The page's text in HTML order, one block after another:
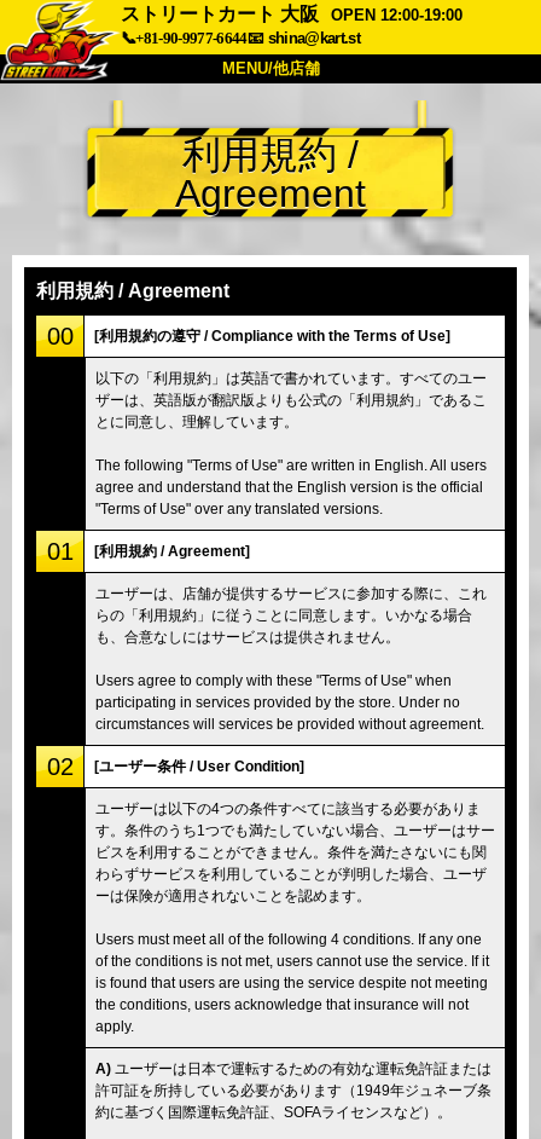
ストリートカート 大阪
OPEN 12:00-19:00
📞+81-90-9977-6644📧 shina@kart.st
MENU/他店舗
概要 車両 価格
アクセス 評価 FAQ
東京 品川
東京 渋谷アネックス 東京ベイ
沖縄
利用規約 /
Agreement
利用規約 / Agreement
00 [利用規約の遵守 / Compliance with the Terms of Use]
以下の「利用規約」は英語で書かれています。すべてのユー
ザーは、英語版が翻訳版よりも公式の「利用規約」であるこ
とに同意し、理解しています。
The following "Terms of Use" are written in English. All users
agree and understand that the English version is the official
"Terms of Use" over any translated versions.
01 [利用規約 / Agreement]
ユーザーは、店舗が提供するサービスに参加する際に、これ
らの「利用規約」に従うことに同意します。いかなる場合
も、合意なしにはサービスは提供されません。
Users agree to comply with these "Terms of Use" when
participating in services provided by the store. Under no
circumstances will services be provided without agreement.
02 [ユーザー条件 / User Condition]
ユーザーは以下の4つの条件すべてに該当する必要がありま
す。条件のうち1つでも満たしていない場合、ユーザーはサー
ビスを利用することができません。条件を満たさないにも関
わらずサービスを利用していることが判明した場合、ユーザ
ーは保険が適用されないことを認めます。
Users must meet all of the following 4 conditions. If any one
of the conditions is not met, users cannot use the service. If it
is found that users are using the service despite not meeting
the conditions, users acknowledge that insurance will not
apply.
A) ユーザーは日本で運転するための有効な運転免許証または
許可証を所持している必要があります（1949年ジュネーブ条
約に基づく国際運転免許証、SOFAライセンスなど）。